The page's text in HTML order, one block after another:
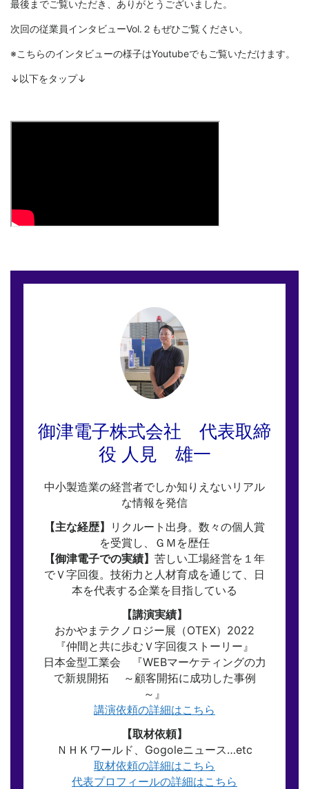
最後までご覧いただき、ありがとうございました。
次回の従業員インタビューVol.２もぜひご覧ください。
※こちらのインタビューの様子はYoutubeでもご覧いただけます。
↓以下をタップ↓
御津電子株式会社 代表取締
役 人見 雄一
中小製造業の経営者でしか知りえないリアル
な情報を発信
【主な経歴】
リクルート出身。数々の個人賞
を受賞し、ＧＭを歴任
【御津電子での実績】 苦しい工場経営を１年
でＶ字回復。技術力と人材育成を通じて、日
本を代表する企業を目指している
【講演実績】
おかやまテクノロジー展（OTEX）2022
『仲間と共に歩むＶ字回復ストーリー』
日本金型工業会 『WEBマーケティングの力
で新規開拓 ～顧客開拓に成功した事例
～』
講演依頼の詳細はこちら
【取材依頼】
ＮＨＫワールド、Gogoleニュース…etc
取材依頼の詳細はこちら
代表プロフィールの詳細はこちら